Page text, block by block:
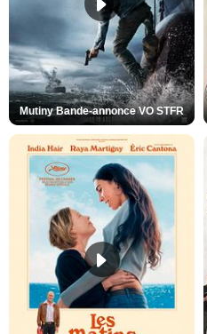
Mutiny Bande-annonce VO STFR